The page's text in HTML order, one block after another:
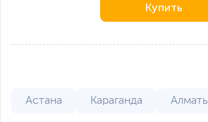
Купить
Астана Караганда